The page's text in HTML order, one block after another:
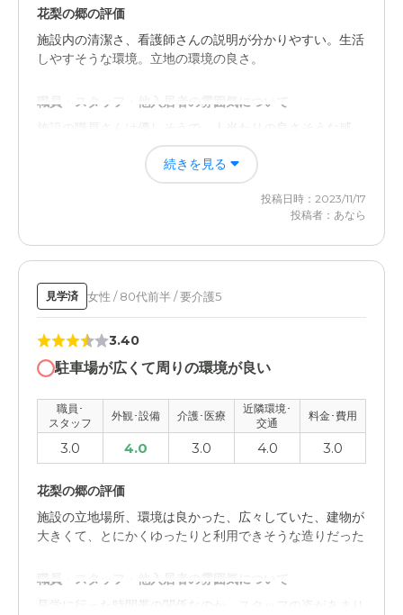
花梨の郷の評価
施設内の清潔さ、看護師さんの説明が分かりやすい。生活
しやすそうな環境。立地の環境の良さ。
職員・スタッフ・他入居者の雰囲気について
施設の職員さんは優しそうで、人当たりの良さそうな感
じ。スタッフの方はあまり笑っていなかった印象。
外観は普通。居室や施設内は清潔感がありました。設備な
やや不明瞭な点がありました。施設内や介護士さんの雰囲
気は良かった。サービスに関しては普通だと思った
近隣環境や交通アクセスについて
隣環境もとくに問題は感じなかった
料金費用について
料金の相場などまだわからないので、良いのか悪いのかも
わかりません。高いような気がした
続きを見る
投稿日時：2023/11/17
投稿者：あなら
見学済 女性 / 80代前半 / 要介護5
3.40
駐車場が広くて周りの環境が良い
職員･
スタッフ
外観･設備 介護･医療
近隣環境･
交通
料金･費用
3.0 4.0 3.0 4.0 3.0
花梨の郷の評価
施設の立地場所、環境は良かった、広々していた、建物が
大きくて、とにかくゆったりと利用できそうな造りだった
職員・スタッフ・他入居者の雰囲気について
見学に行った時間帯の関係なのか、スタッフの姿があまり